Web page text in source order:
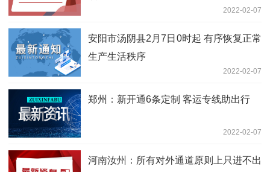
2022-02-07
安阳市汤阴县2月7日0时起 有序恢复正常
生产生活秩序
2022-02-07
郑州：新开通6条定制 客运专线助出行
2022-02-07
河南汝州：所有对外通道原则上只进不出